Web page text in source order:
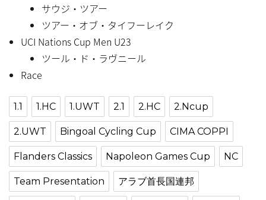
サウジ・ツアー
ツアー・オブ・タイフーレイク
UCI Nations Cup Men U23
ツール・ド・ラヴニール
Race
1.1 1.HC 1.UWT 2.1 2.HC 2.Ncup
2.UWT Bingoal Cycling Cup CIMA COPPI
Flanders Classics Napoleon Games Cup NC
Team Presentation アラブ首長国連邦